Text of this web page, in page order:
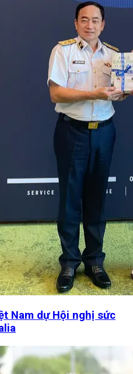
Nam dự Hội nghị sức